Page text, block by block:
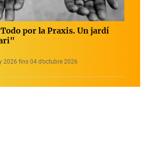
por la Praxis. Un jardí
2026 fins 04 d’octubre 2026